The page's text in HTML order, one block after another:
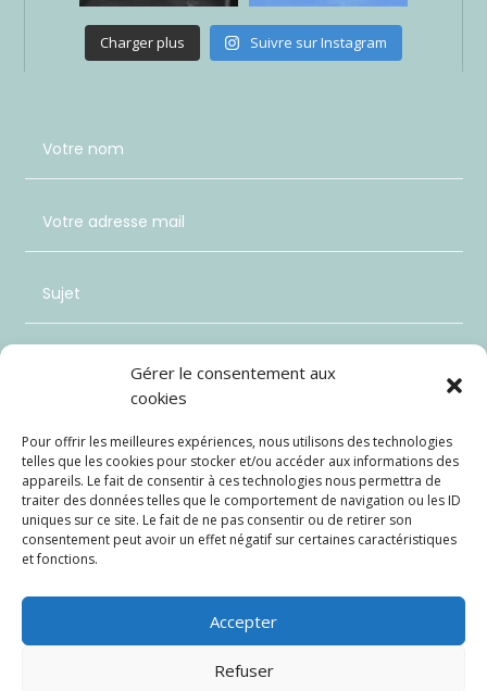
Gérer le consentement aux
cookies
Pour offrir les meilleures expériences, nous utilisons des technologies
telles que les cookies pour stocker et/ou accéder aux informations des
appareils. Le fait de consentir à ces technologies nous permettra de
traiter des données telles que le comportement de navigation ou les ID
uniques sur ce site. Le fait de ne pas consentir ou de retirer son
consentement peut avoir un effet négatif sur certaines caractéristiques
et fonctions.
Accepter
Refuser
Charger plus Suivre sur Instagram
11 + 3= Envoi